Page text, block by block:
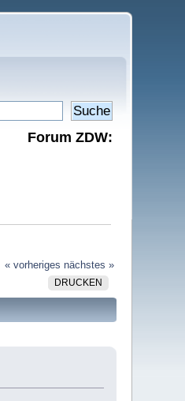
Forum ZDW:
« vorheriges nächstes »
DRUCKEN